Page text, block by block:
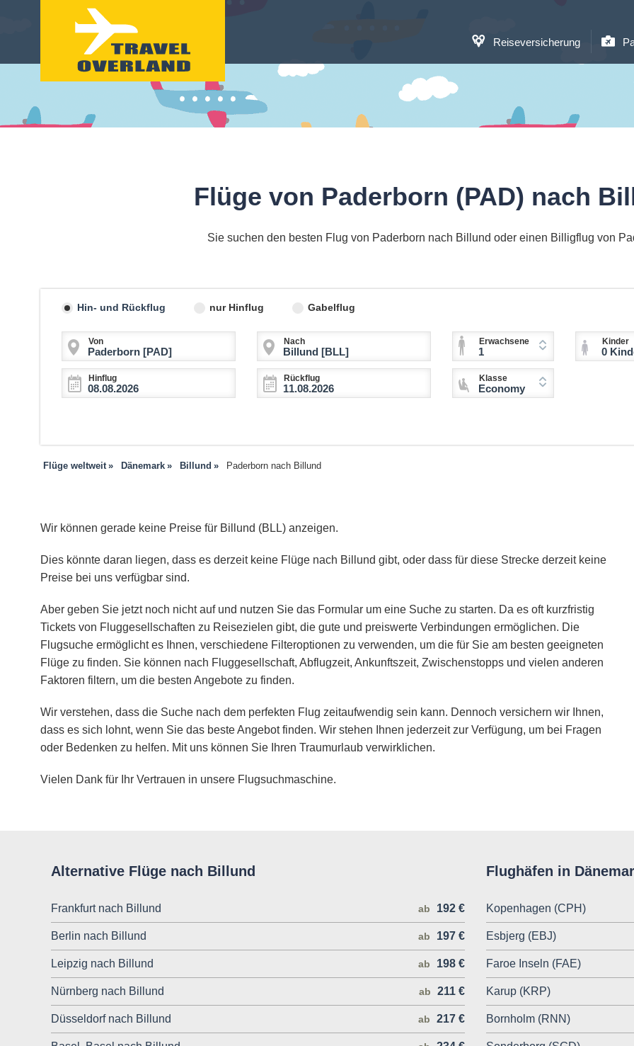
Reiseversicherung
Flüge von Paderborn (PAD) nach
Sie suchen den besten Flug von Paderborn nach Billund oder einen Billigflug von
Hin- und Rückflug nur Hinflug Gabelflug
Von Nach
Hinflug Rückflug
Erwachsene
1
Kinder
0 Kinder (2-11
Klasse
Economy
Flüge weltweit Dänemark Billund Paderborn nach Billund
Wir können gerade keine Preise für Billund (BLL) anzeigen.
Dies könnte daran liegen, dass es derzeit keine Flüge nach Billund gibt, oder dass für diese Strecke derzeit keine
Preise bei uns verfügbar sind.
Aber geben Sie jetzt noch nicht auf und nutzen Sie das Formular um eine Suche zu starten. Da es oft kurzfristig
Tickets von Fluggesellschaften zu Reisezielen gibt, die gute und preiswerte Verbindungen ermöglichen. Die
Flugsuche ermöglicht es Ihnen, verschiedene Filteroptionen zu verwenden, um die für Sie am besten geeigneten
Flüge zu finden. Sie können nach Fluggesellschaft, Abflugzeit, Ankunftszeit, Zwischenstopps und vielen anderen
Faktoren filtern, um die besten Angebote zu finden.
Wir verstehen, dass die Suche nach dem perfekten Flug zeitaufwendig sein kann. Dennoch versichern wir Ihnen,
dass es sich lohnt, wenn Sie das beste Angebot finden. Wir stehen Ihnen jederzeit zur Verfügung, um bei Fragen
oder Bedenken zu helfen. Mit uns können Sie Ihren Traumurlaub verwirklichen.
Vielen Dank für Ihr Vertrauen in unsere Flugsuchmaschine.
Alternative Flüge nach Billund
Frankfurt nach Billund ab 192 €
Berlin nach Billund ab 197 €
Leipzig nach Billund ab 198 €
Nürnberg nach Billund ab 211 €
Düsseldorf nach Billund ab 217 €
Flughäfen in
Kopenhagen (CPH)
Esbjerg (EBJ)
Faroe Inseln (FAE)
Karup (KRP)
Bornholm (RNN)